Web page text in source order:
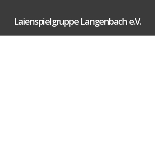
Laienspielgruppe Langenbach e.V.